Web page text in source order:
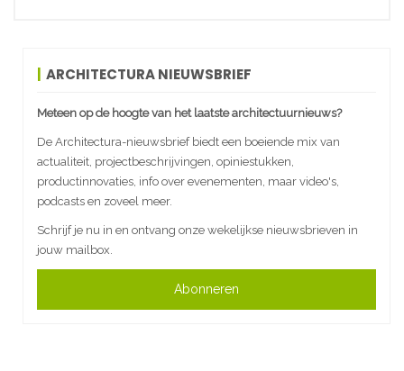
ARCHITECTURA NIEUWSBRIEF
Meteen op de hoogte van het laatste architectuurnieuws?
De Architectura-nieuwsbrief biedt een boeiende mix van
actualiteit, projectbeschrijvingen, opiniestukken,
productinnovaties, info over evenementen, maar video's,
podcasts en zoveel meer.
Schrijf je nu in en ontvang onze wekelijkse nieuwsbrieven in
jouw mailbox.
Abonneren